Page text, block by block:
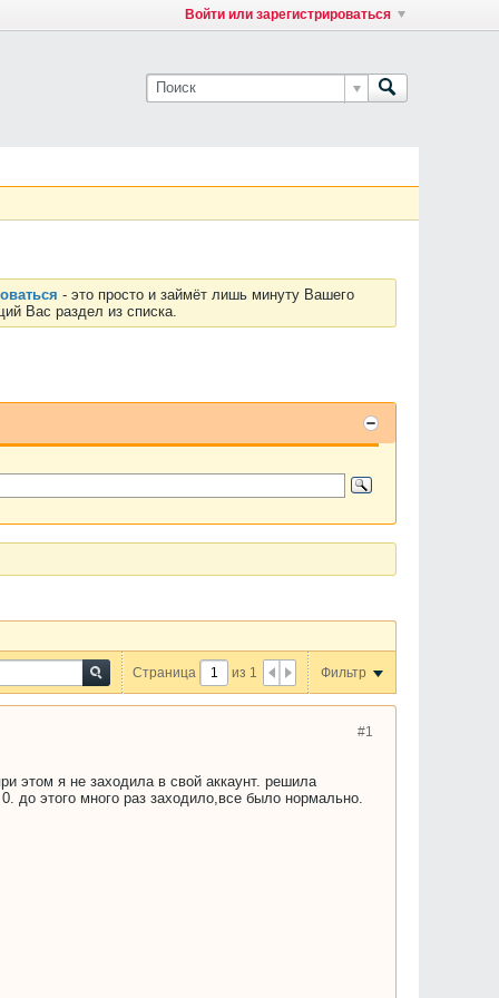
Войти или зарегистрироваться
- это просто и займёт лишь минуту Вашего
Вас раздел из списка.
Страница из 1 Фильтр
#1
этом я не заходила в свой аккаунт. решила
до этого много раз заходило,все было нормально.